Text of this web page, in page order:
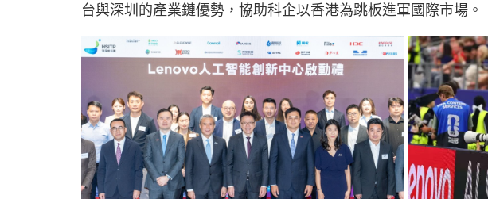
台與深圳的產業鏈優勢，協助科企以香港為跳板進軍國際市場。